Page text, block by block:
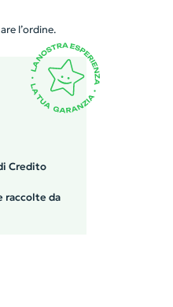
si adatta
l’ordine.
Credito
raccolte da